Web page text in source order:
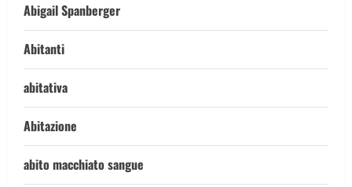
Abigail Spanberger
Abitanti
abitativa
Abitazione
abito macchiato sangue